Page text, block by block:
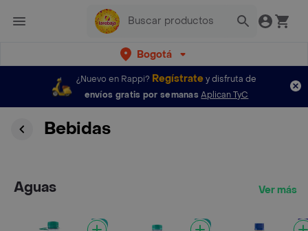
Bogotá
¿Nuevo en Rappi? Regístratey disfruta de
envíos gratis por semanas Aplican TyC
Bebidas
Aguas Ver más